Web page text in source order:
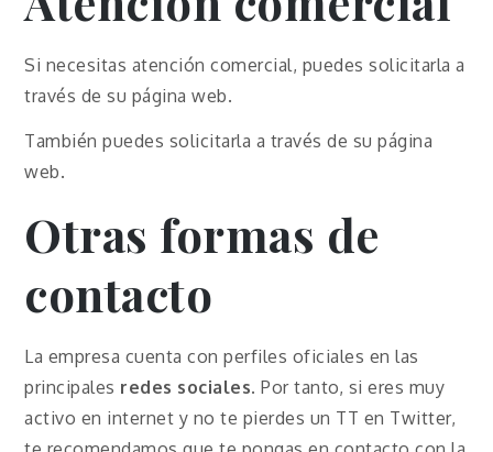
Si necesitas atención comercial, puedes solicitarla a
través de su página web.
También puedes solicitarla a través de su página
web.
Otras formas de
contacto
La empresa cuenta con perfiles oficiales en las
principales redes sociales. Por tanto, si eres muy
activo en internet y no te pierdes un TT en Twitter,